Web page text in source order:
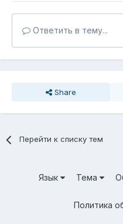
Ответить в тему...
Share
Перейти к списку тем
Язык Тема
Политика